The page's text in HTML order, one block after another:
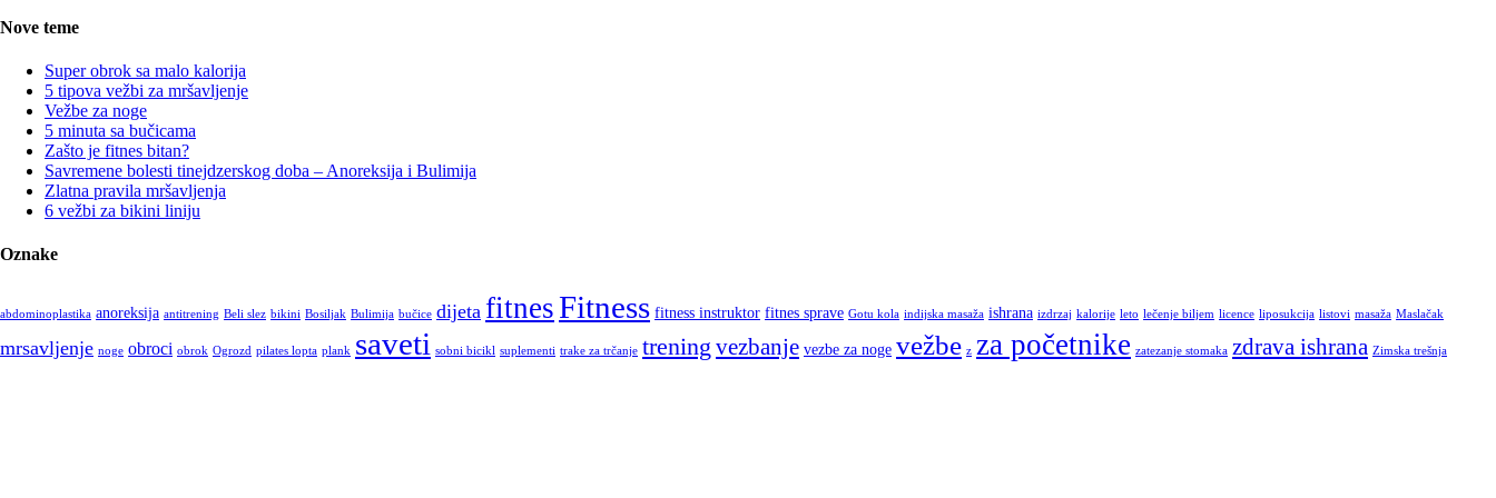
Nove teme
Super obrok sa malo kalorija
5 tipova vežbi za mršavljenje
Vežbe za noge
5 minuta sa bučicama
Zašto je fitnes bitan?
Savremene bolesti tinejdzerskog doba – Anoreksija i Bulimija
Zlatna pravila mršavljenja
6 vežbi za bikini liniju
Oznake
abdominoplastika anoreksija antitrening Beli slez bikini Bosiljak Bulimija bučice dijeta fitnesFitness fitness instruktor fitnes sprave Gotu kola indijska masaža ishrana izdrzaj kalorije leto lečenje biljem licence liposukcija listovi masaža Maslačak
mrsavljenje noge obroci obrok Ogrozd pilates lopta plank saveti sobni bicikl suplementi trake za trčanje trening vezbanje vezbe za noge vežbe z za početnike zatezanje stomaka zdrava ishrana Zimska trešnja